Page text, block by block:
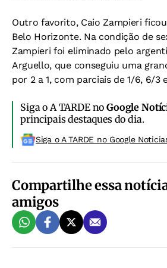
Outro favorito, Caio Zampieri
Belo Horizonte. Na condição de
Zampieri foi eliminado pelo
Arguello, que conseguiu uma
por 2 a 1, com parciais de 1/6, 6/3
Siga o A TARDE noGoogle
principais destaques do dia.
Siga o A TARDE no Google
Compartilhe essa
amigos